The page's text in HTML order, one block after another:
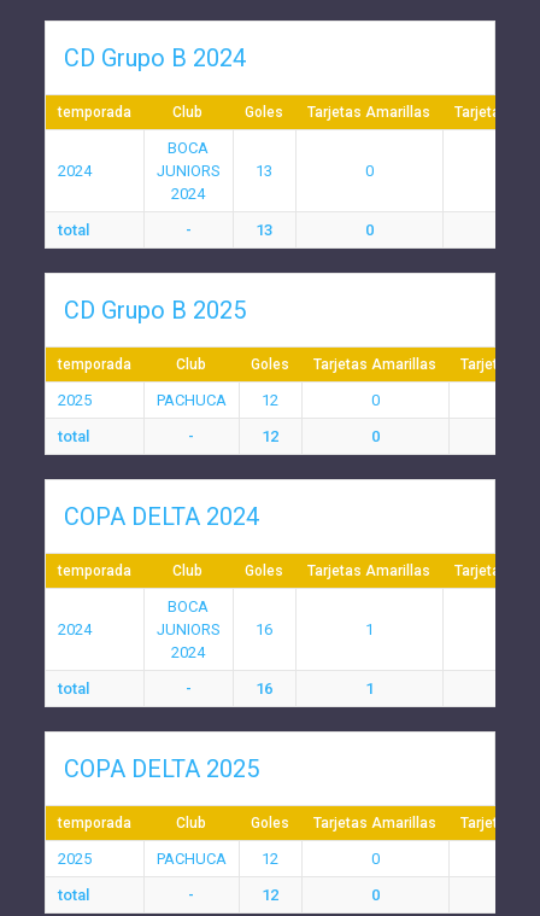
CD Grupo B 2024
temporada Club Goles Tarjetas Amarillas Tarjetas
2024
BOCA
JUNIORS
2024
13 0
total - 13 0
CD Grupo B 2025
temporada Club Goles Tarjetas Amarillas Tarjetas
2025 PACHUCA 12 0
total
- 12 0
COPA DELTA 2024
temporada Club Goles Tarjetas Amarillas Tarjetas
2024
BOCA
JUNIORS
2024
16 1
total - 16 1
COPA DELTA 2025
temporada Club Goles Tarjetas Amarillas Tarjetas
2025 PACHUCA 12 0
total
- 12 0